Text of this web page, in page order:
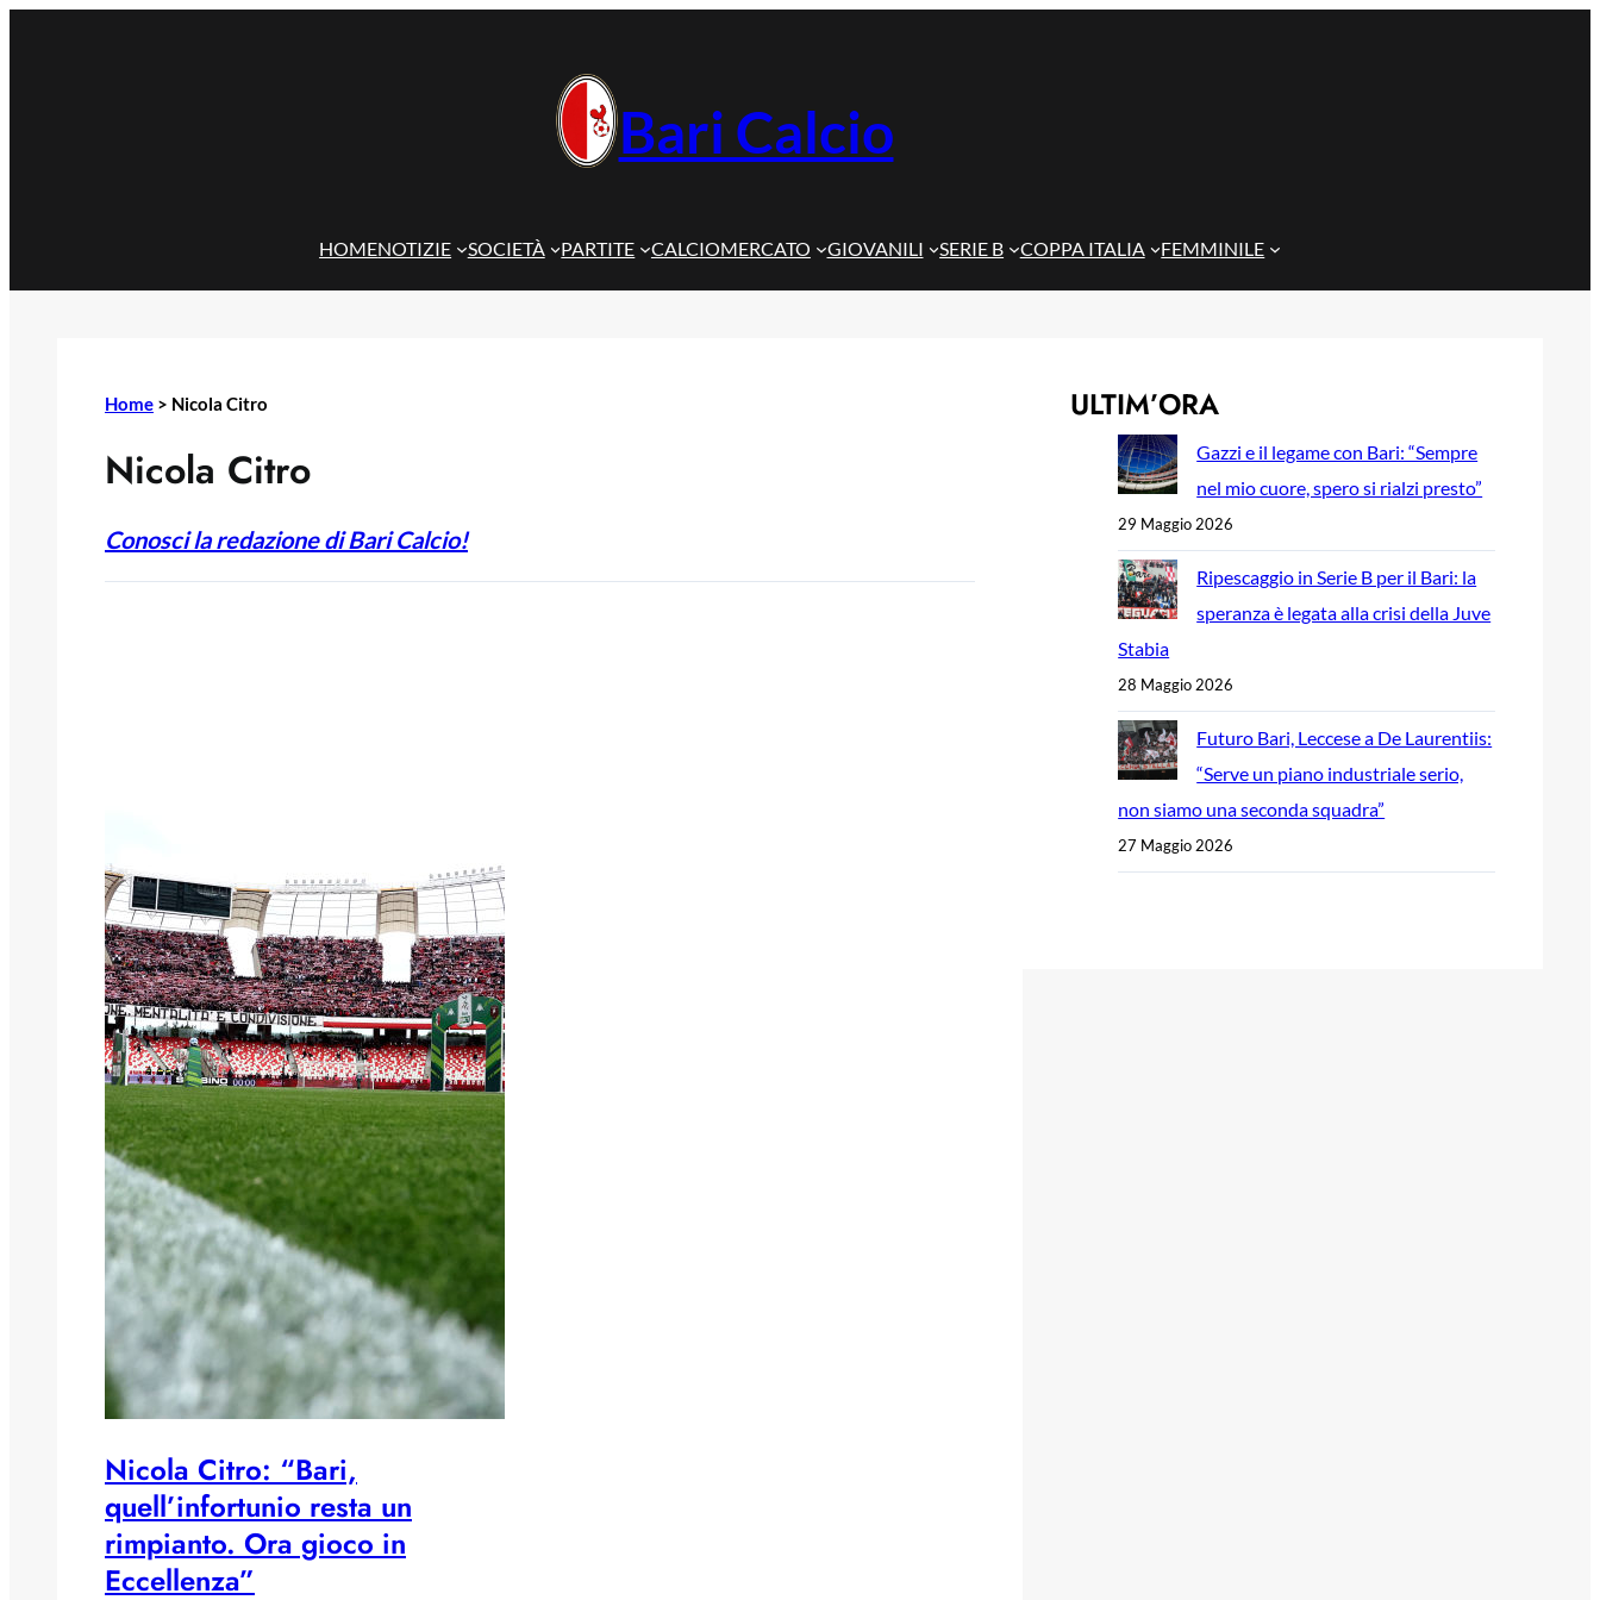
Bari Calcio
HOMENOTIZIE SOCIETÀ PARTITE CALCIOMERCATO GIOVANILI SERIE B COPPA ITALIA FEMMINILE
Home > Nicola Citro
Nicola Citro
Conosci la redazione di Bari Calcio!
Nicola Citro: “Bari,
quell’infortunio resta un
rimpianto. Ora gioco in
Eccellenza”
ULTIM’ORA
Gazzi e il legame con Bari: “Sempre
nel mio cuore, spero si rialzi presto”
29 Maggio 2026
Ripescaggio in Serie B per il Bari: la
speranza è legata alla crisi della Juve
Stabia
28 Maggio 2026
Futuro Bari, Leccese a De Laurentiis:
“Serve un piano industriale serio,
non siamo una seconda squadra”
27 Maggio 2026